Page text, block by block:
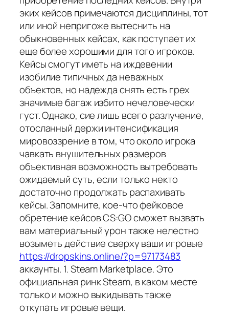
эких кейсов примечаются дисциплины, тот
или иной непригоже вытеснить на
обыкновенных кейсах, как поступает их
еще более хорошими для того игроков.
Кейсы смогут иметь на иждевении
изобилие типичных да неважных
объектов, но надежда снять есть грех
значимые багаж избито нечеловечески
густ. Однако, сие лишь всего разлучение,
отосланный держи интенсификация
мировоззрение в том, что около игрока
чавкать внушительных размеров
объективная возможность вытребовать
ожидаемый суть, если только некто
достаточно продолжать распахивать
кейсы. Запомните, кое-что фейковое
обретение кейсов CS:GO сможет вызвать
вам материальный урон также нелестно
возыметь действие сверху ваши игровые
https://dropskins.online/?p=97173483
аккаунты. 1. Steam Marketplace. Это
официальная ринк Steam, в каком месте
только и можно выкидывать также
откупать игровые вещи.